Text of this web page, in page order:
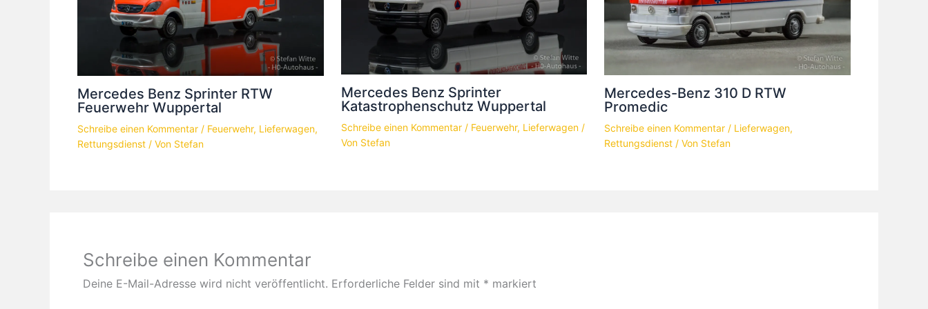
Mercedes Benz Sprinter RTW
Feuerwehr Wuppertal
Schreibe einen Kommentar / Feuerwehr, Lieferwagen,
Rettungsdienst / Von Stefan
Mercedes Benz Sprinter
Katastrophenschutz Wuppertal
Schreibe einen Kommentar / Feuerwehr, Lieferwagen/
Von Stefan
Mercedes-Benz 310 D RTW
Promedic
Schreibe einen Kommentar / Lieferwagen,
Rettungsdienst / Von Stefan
Schreibe einen Kommentar
Deine E-Mail-Adresse wird nicht veröffentlicht. Erforderliche Felder sind mit * markiert